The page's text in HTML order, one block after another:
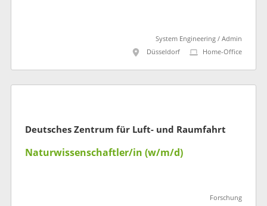
System Engineering / Admin
Düsseldorf
Home-Office
Deutsches Zentrum für Luft- und Raumfahrt
Naturwissenschaftler/in (w/m/d)
Forschung